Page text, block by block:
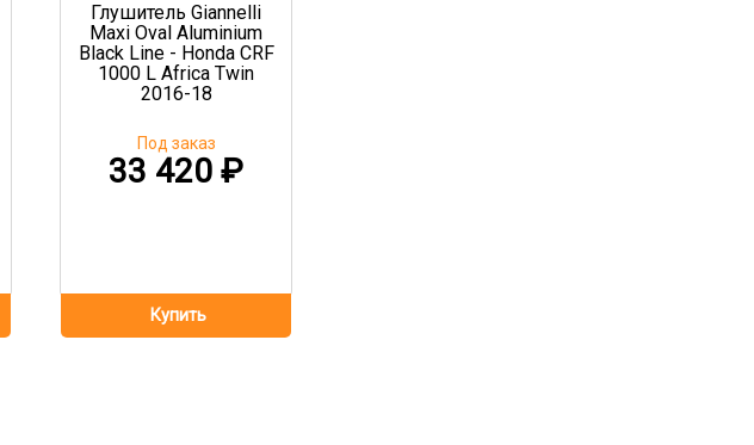
Глушитель Giannelli
Maxi Oval Aluminium
Black Line - Honda CRF
1000 L Africa Twin
2016-18
33 420 ₽
Под заказ